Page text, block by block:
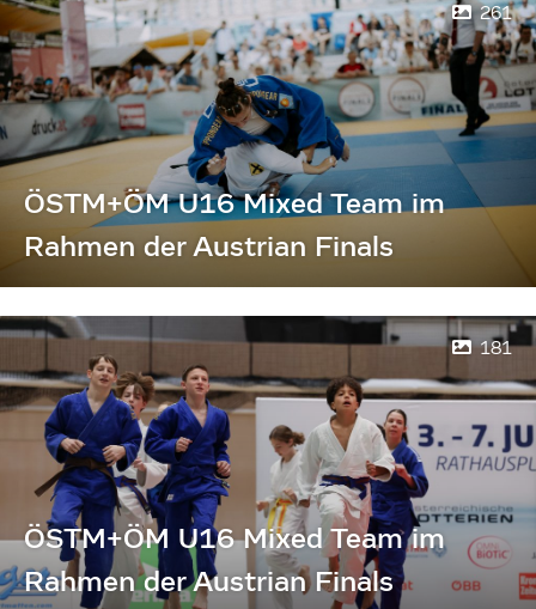
261
ÖSTM+ÖM U16 Mixed Team im
Rahmen der Austrian Finals
181
ÖSTM+ÖM U16 Mixed Team im
Rahmen der Austrian Finals